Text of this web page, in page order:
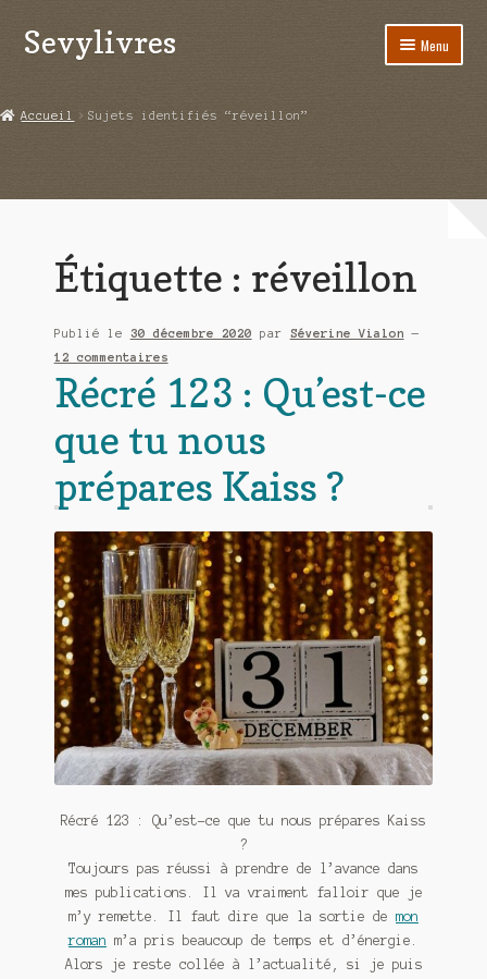
Aller
Aller
au
Sevylivres Menu
Au nom de la justice
Boutique
Commande
Contact
De(s)tracteur réduit au silence
Enlèvement rêvé
Entre père et fils
Il fallait me laisser mourir
La clé du bonheur
Les boules du Père Noël
Marre des adultes
Mes romans
Accueil Sujets identifiés “réveillon”
Étiquette : réveillon
Publié le 30 décembre 2020 par Séverine Vialon
—
12 commentaires
Récré 123 : Qu’est-ce
que tu nous
prépares Kaiss ?
Récré 123 : Qu’est-ce que tu nous prépares Kaiss
?
Toujours pas réussi à prendre de l’avance dans
mes publications. Il va vraiment falloir que je
m’y remette. Il faut dire que la sortie de mon
roman m’a pris beaucoup de temps et d’énergie.
Alors je reste collée à l’actualité, si je puis